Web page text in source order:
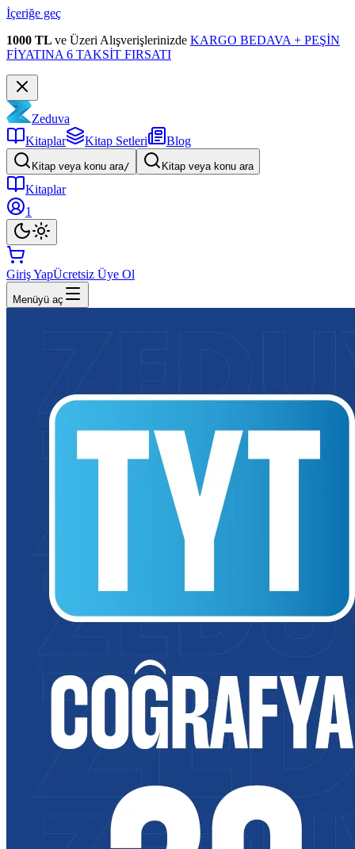
İçeriğe geç
1000 TL ve Üzeri Alışverişlerinizde KARGO BEDAVA + PEŞİN
FİYATINA 6 TAKSİT FIRSATI
Zeduva
Kitaplar
Kitap Setleri Blog
Kitap veya konu ara/ Kitap veya konu ara
Kitaplar
1
Giriş YapÜcretsiz Üye Ol
Menüyü aç